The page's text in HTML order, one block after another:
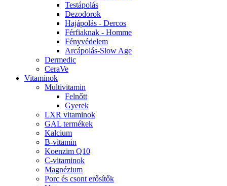
Testápolás
Dezodorok
Hajápolás - Dercos
Férfiaknak - Homme
Fényvédelem
Arcápolás-Slow Age
Dermedic
CeraVe
Vitaminok
Multivitamin
Felnőtt
Gyerek
LXR vitaminok
GAL termékek
Kalcium
B-vitamin
Koenzim Q10
C-vitaminok
Magnézium
Porc és csont erősítők